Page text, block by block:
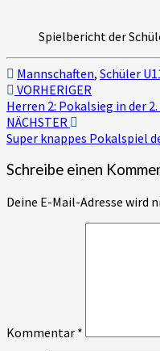
Spielbericht der
Mannschaften, Schüler
Beitragsnavigation
VORHERIGER
Herren 2: Pokalsieg in der 2.
NÄCHSTER
Super knappes Pokalspiel
Schreibe einen
Deine E-Mail-Adresse wird
Kommentar *